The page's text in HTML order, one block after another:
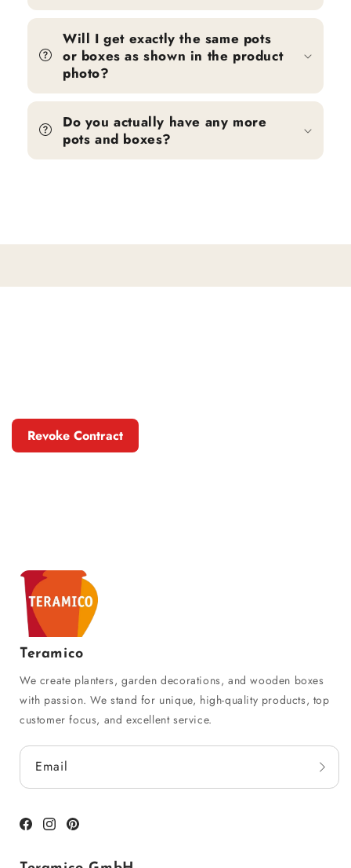
Will I get exactly the same pots
or boxes as shown in the product
photo?
Do you actually have any more
pots and boxes?
Revoke Contract
Teramico
We create planters, garden decorations, and wooden boxes
with passion. We stand for unique, high-quality products, top
customer focus, and excellent service.
Email
Facebook
InstagramPinterest